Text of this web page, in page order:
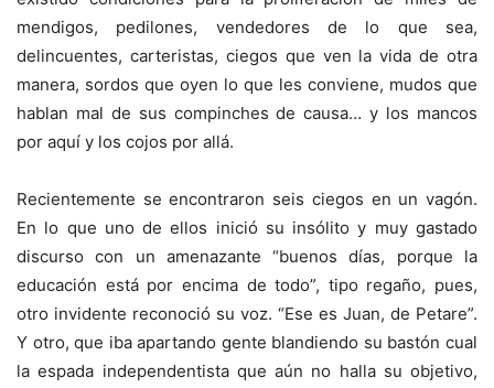
mendigos, pedilones, vendedores de lo que sea,
delincuentes, carteristas, ciegos que ven la vida de otra
manera, sordos que oyen lo que les conviene, mudos que
hablan mal de sus compinches de causa… y los mancos
por aquí y los cojos por allá.
Recientemente se encontraron seis ciegos en un vagón.
En lo que uno de ellos inició su insólito y muy gastado
discurso con un amenazante “buenos días, porque la
educación está por encima de todo”, tipo regaño, pues,
otro invidente reconoció su voz. “Ese es Juan, de Petare”.
Y otro, que iba apartando gente blandiendo su bastón cual
la espada independentista que aún no halla su objetivo,